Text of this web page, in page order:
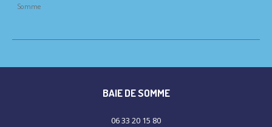
Somme
BAIE DE SOMME
06 33 20 15 80